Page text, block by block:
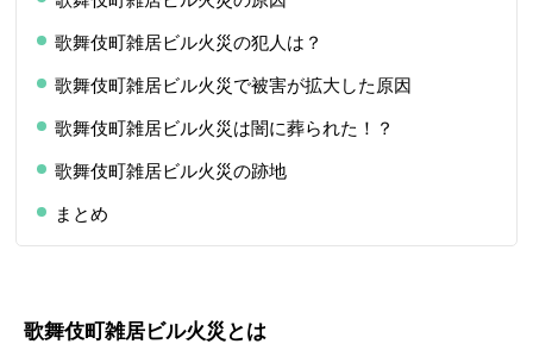
歌舞伎町雑居ビル火災の犯人は？
歌舞伎町雑居ビル火災で被害が拡大した原因
歌舞伎町雑居ビル火災は闇に葬られた！？
歌舞伎町雑居ビル火災の跡地
まとめ
歌舞伎町雑居ビル火災とは